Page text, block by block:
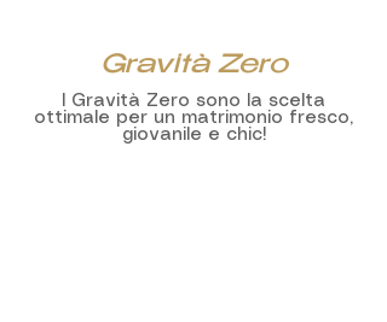
Gravità Zero
I Gravità Zero sono la scelta
ottimale per un matrimonio fresco,
giovanile e chic!